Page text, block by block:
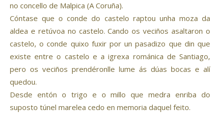
no concello de Malpica (A Coruña).
Cóntase que o conde do castelo raptou unha moza da
aldea e retúvoa no castelo. Cando os veciños asaltaron o
castelo, o conde quixo fuxir por un pasadizo que din que
existe entre o castelo e a igrexa románica de Santiago,
pero os veciños prendéronlle lume ás dúas bocas e alí
quedou.
Desde entón o trigo e o millo que medra enriba do
suposto túnel marelea cedo en memoria daquel feito.